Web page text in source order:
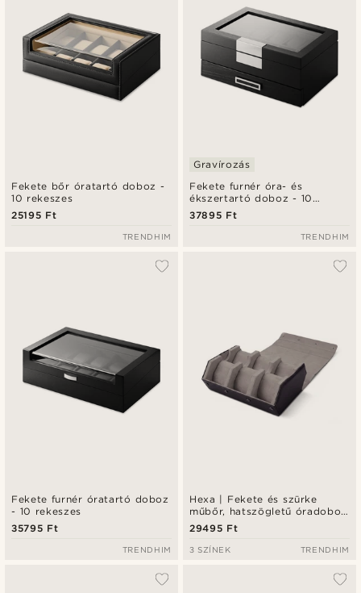
Fekete bőr óratartó doboz -
10 rekeszes
25195 Ft
TRENDHIM
Fekete furnér óra- és
ékszertartó doboz - 10
rekeszes
Gravírozás
37895 Ft
TRENDHIM
Fekete furnér óratartó doboz
- 10 rekeszes
35795 Ft
TRENDHIM
Hexa | Fekete és szürke
műbőr, hatszögletű óradoboz
- 6 karórához
29495 Ft
3 SZÍNEK TRENDHIM